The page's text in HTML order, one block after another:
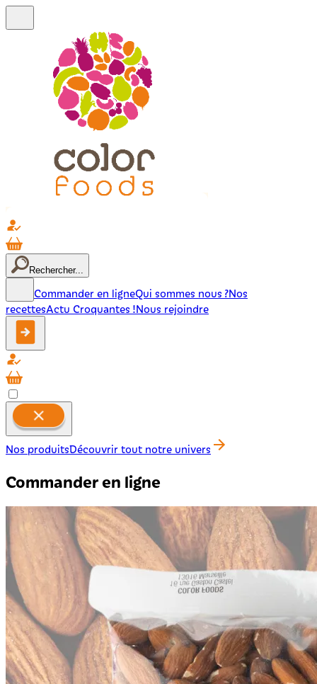
Rechercher...
Commander en ligneQui sommes nous ?Nos
recettesActu Croquantes !Nous rejoindre
Nos produitsDécouvrir tout notre univers
Commander en ligne